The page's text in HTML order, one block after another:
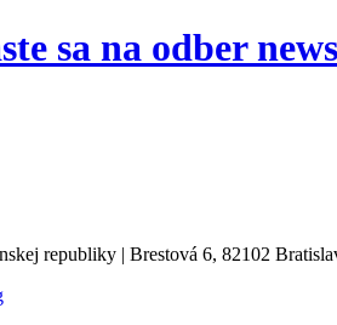
sa na odber
republiky | Brestová 6, 82102